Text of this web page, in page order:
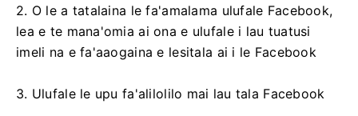
2. O le a tatalaina le fa'amalama ulufale Facebook,
lea e te mana'omia ai ona e ulufale i lau tuatusi
imeli na e fa'aaogaina e lesitala ai i le Facebook
3. Ulufale le upu fa'alilolilo mai lau tala Facebook